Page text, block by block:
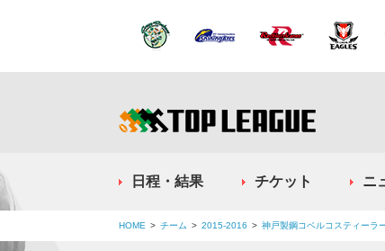
日程・結果 チケット ニ
HOME チーム 2015-2016 神戸製鋼コベルコスティーラ